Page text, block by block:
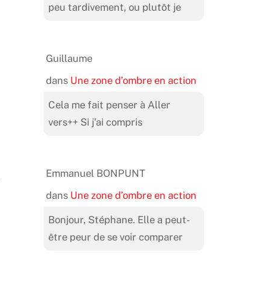
peu tardivement, ou plutôt je
Guillaume
dans Une zone d’ombre en action
Cela me fait penser à Aller
vers++ Si j'ai compris
Emmanuel BONPUNT
dans Une zone d’ombre en action
Bonjour, Stéphane. Elle a peut-
être peur de se voir comparer